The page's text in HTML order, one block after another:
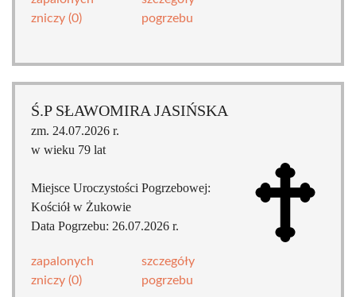
zniczy (0)
pogrzebu
Ś.P SŁAWOMIRA JASIŃSKA
zm. 24.07.2026 r.
w wieku 79 lat
Miejsce Uroczystości Pogrzebowej:
Kościół w Żukowie
Data Pogrzebu: 26.07.2026 r.
zapalonych
zniczy (0)
szczegóły
pogrzebu